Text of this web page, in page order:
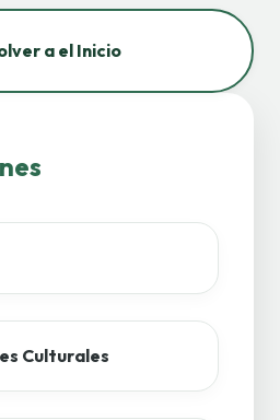
a el Inicio
Culturales